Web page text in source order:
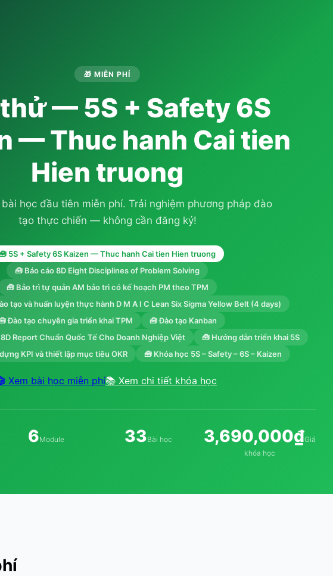
🎁 MIỄN PHÍ
— 5S + Safety 6S
— Thuc hanh Cai tien
Hien truong
học đầu tiên miễn phí. Trải nghiệm phương pháp đào
tạo thực chiến — không cần đăng ký!
5S + Safety 6S Kaizen — Thuc hanh Cai tien Hien truong
🧰 Báo cáo 8D Eight Disciplines of Problem Solving
🧰 Bảo trì tự quản AM bảo trì có kế hoạch PM theo TPM
tạo và huấn luyện thực hành D M A I C Lean Six Sigma Yellow Belt (4 days)
Đào tạo chuyên gia triển khai TPM
🧰 Đào tạo Kanban
Report Chuẩn Quốc Tế Cho Doanh Nghiệp Việt
🧰 Hướng dẫn triển khai 5S
KPI và thiết lập mục tiêu OKR
🧰 Khóa học 5S – Safety – 6S – Kaizen
Xem bài học miễn phí📚 Xem chi tiết khóa học
6Module 33Bài học 3,690,000₫Giá
khóa học